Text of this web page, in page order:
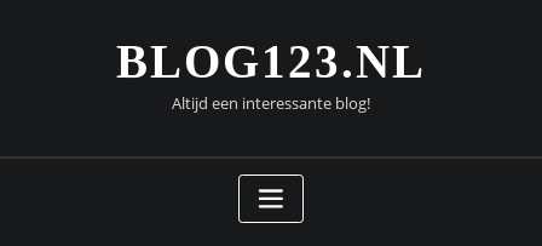
BLOG123.NL
Altijd een interessante blog!